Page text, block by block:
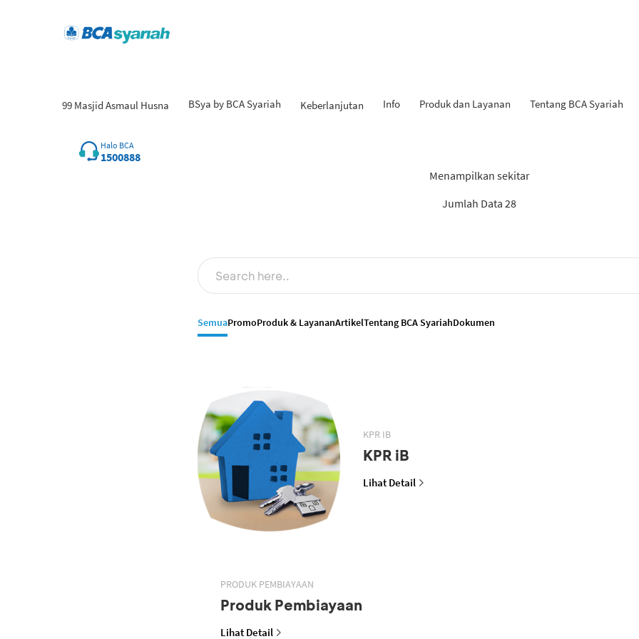
99 Masjid Asmaul Husna BSya by BCA Syariah Keberlanjutan Info Produk dan Layanan Tentang BCA Syariah
Halo BCA
1500888
Menampilkan sekitar
Jumlah Data 28
SemuaPromoProduk & LayananArtikelTentang BCA SyariahDokumen
KPR IB
KPR iB
Lihat Detail
PRODUK PEMBIAYAAN
Produk Pembiayaan
Lihat Detail